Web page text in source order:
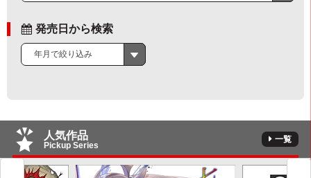
発売日から検索
年月で絞り込み
人気作品
Pickup Series
一覧